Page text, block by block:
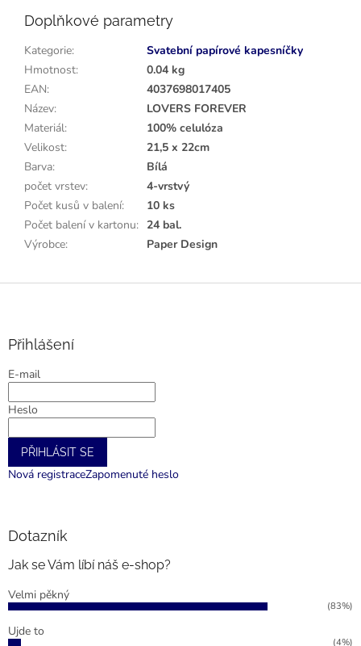
Doplňkové parametry
Kategorie:
Svatební papírové kapesníčky
Hmotnost:
0.04 kg
EAN:
4037698017405
Název:
LOVERS FOREVER
Materiál:
100% celulóza
Velikost:
21,5 x 22cm
Barva:
Bílá
počet vrstev:
4-vrstvý
Počet kusů v balení:
10 ks
Počet balení v kartonu: 24 bal.
Výrobce: Paper Design
Přihlášení
E-mail
Heslo
PŘIHLÁSIT SE
Nová registraceZapomenuté heslo
Dotazník
Jak se Vám líbí náš e-shop?
Velmi pěkný
(83%)
Ujde to
(4%)